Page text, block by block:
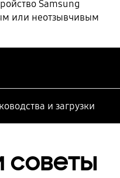
Samsung
или неотзывчивым
и загрузки
советы